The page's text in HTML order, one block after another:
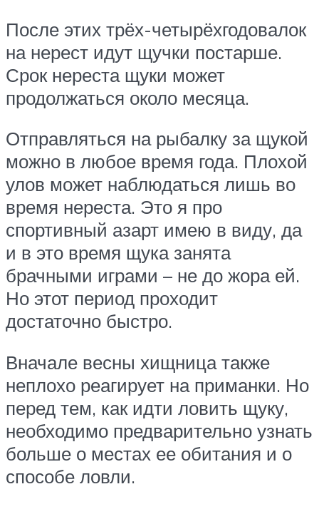
После этих трёх-четырёхгодовалок
на нерест идут щучки постарше.
Срок нереста щуки может
продолжаться около месяца.
Отправляться на рыбалку за щукой
можно в любое время года. Плохой
улов может наблюдаться лишь во
время нереста. Это я про
спортивный азарт имею в виду, да
и в это время щука занята
брачными играми – не до жора ей.
Но этот период проходит
достаточно быстро.
Вначале весны хищница также
неплохо реагирует на приманки. Но
перед тем, как идти ловить щуку,
необходимо предварительно узнать
больше о местах ее обитания и о
способе ловли.